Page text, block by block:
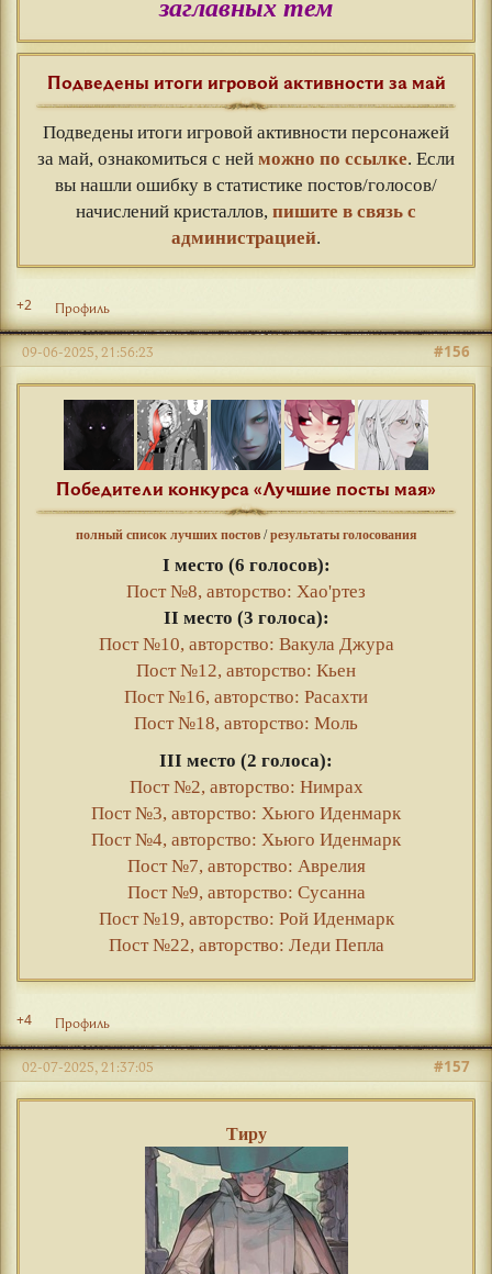
заглавных тем
Подведены итоги игровой активности за май
Подведены итоги игровой активности персонажей
за май, ознакомиться с ней можно по ссылке. Если
вы нашли ошибку в статистике постов/голосов/
начислений кристаллов, пишите в связь с
администрацией.
+2 Профиль
#156
09-06-2025, 21:56:23
Победители конкурса «Лучшие посты мая»
полный список лучших постов/результаты голосования
I место (6 голосов):
Пост №8, авторство: Хао'ртез
II место (3 голоса):
Пост №10, авторство: Вакула Джура
Пост №12, авторство: Кьен
Пост №16, авторство: Расахти
Пост №18, авторство: Моль
III место (2 голоса):
Пост №2, авторство: Нимрах
Пост №3, авторство: Хьюго Иденмарк
Пост №4, авторство: Хьюго Иденмарк
Пост №7, авторство: Аврелия
Пост №9, авторство: Сусанна
Пост №19, авторство: Рой Иденмарк
Пост №22, авторство: Леди Пепла
+4 Профиль
#157
02-07-2025, 21:37:05
Тиру